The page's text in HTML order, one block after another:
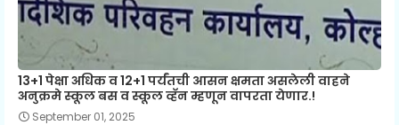
13+1 पेक्षा अधिक व 12+1 पर्यंतची आसन क्षमता असलेली वाहने
अनुक्रमे स्कूल बस व स्कूल व्हॅन म्हणून वापरता येणार.!
September 01, 2025